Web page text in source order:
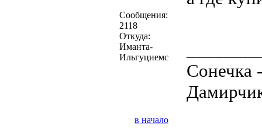
Сообщения:
2118
Откуда:
Иманта-
Ильгуциемс
Сонечка
в начало